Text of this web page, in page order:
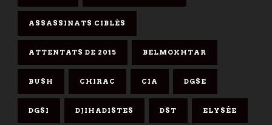
ASSASSINATS CIBLÉS
ATTENTATS DE 2015 BELMOKHTAR
BUSH CHIRAC CIA DGSE
DGSI DJIHADISTES DST ELYSÉE